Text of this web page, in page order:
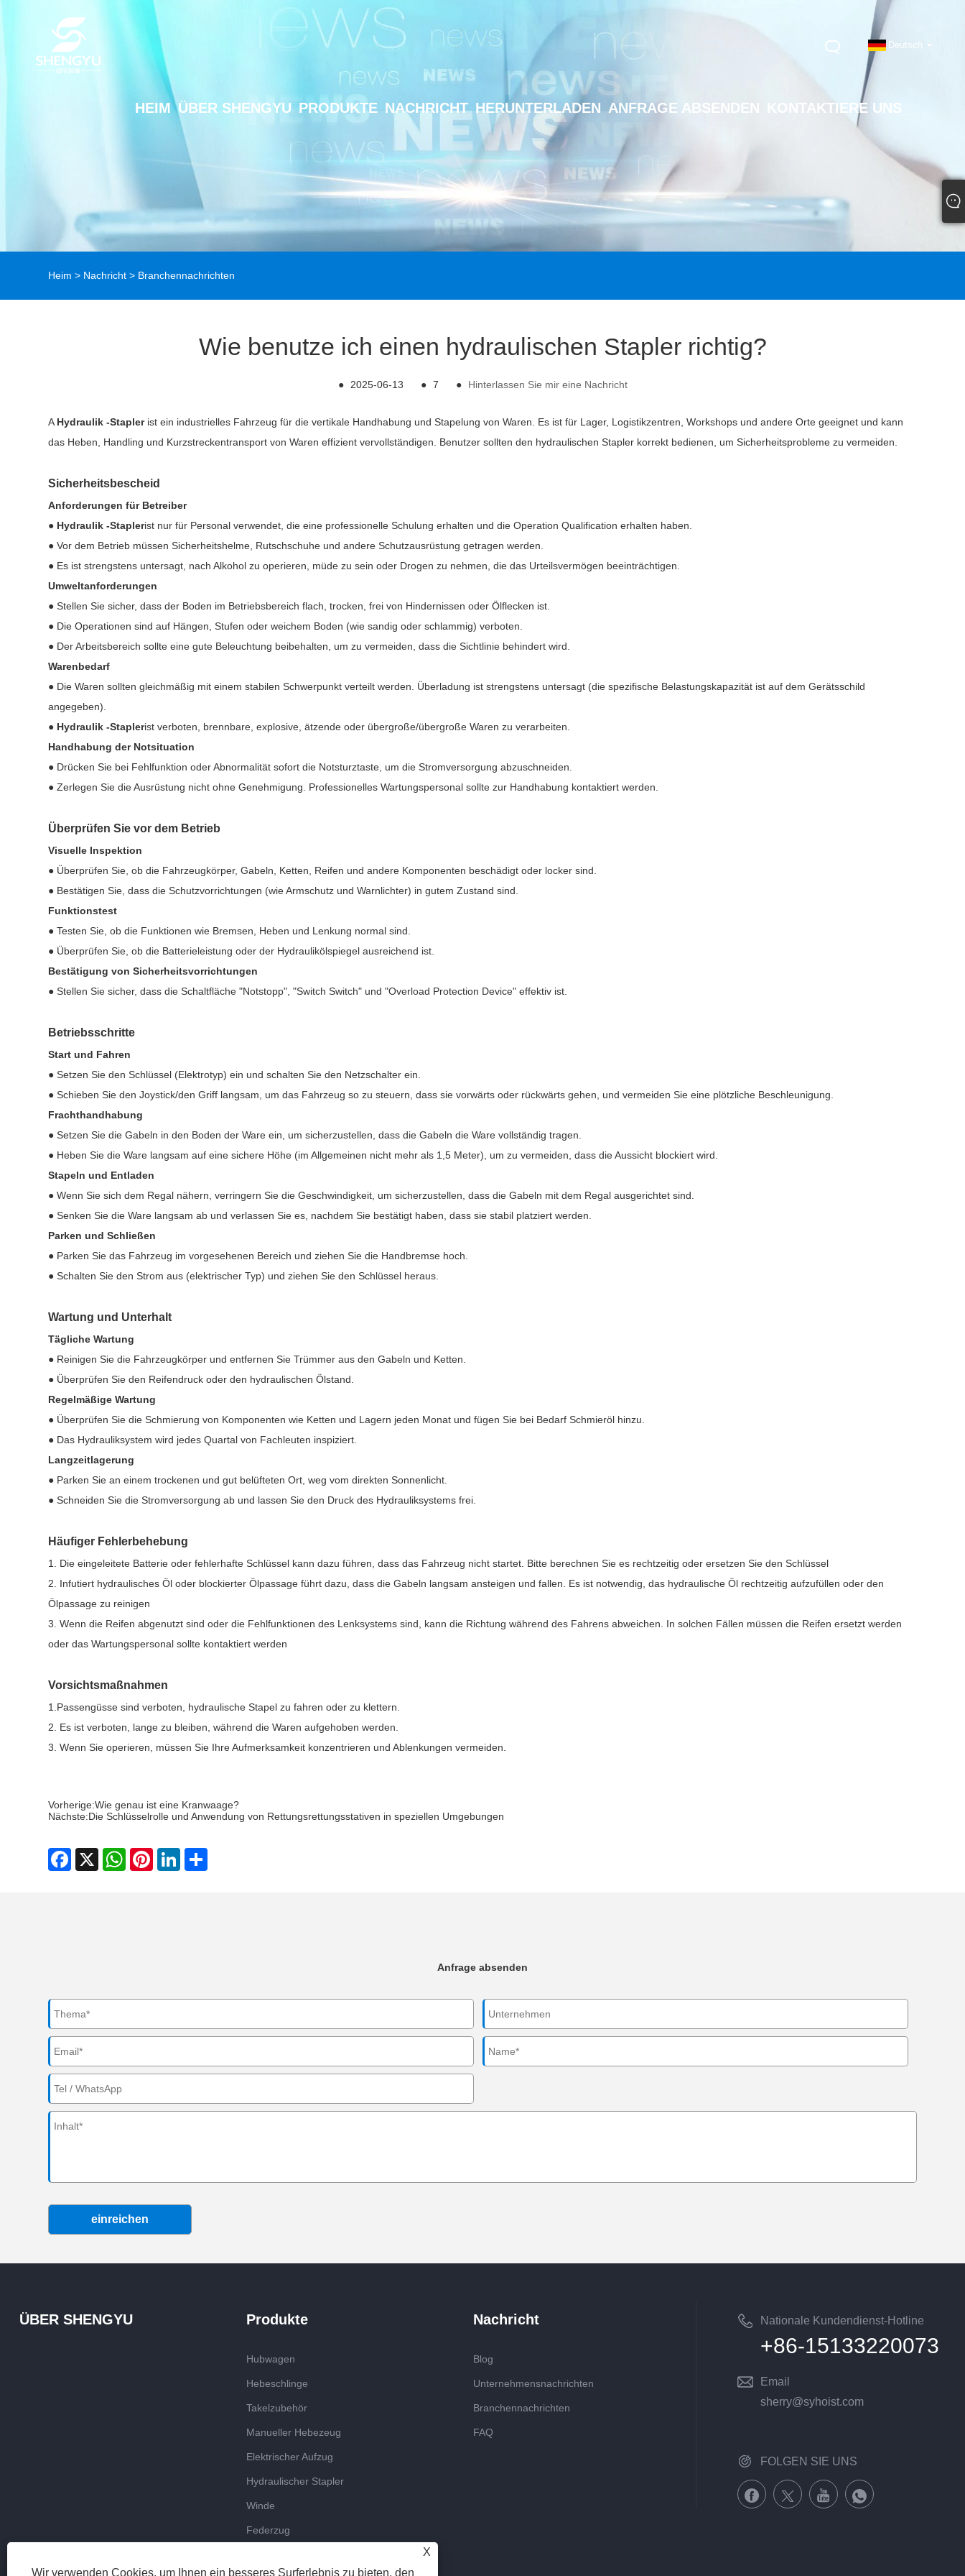
Deutsch
HEIM ÜBER SHENGYU PRODUKTE NACHRICHT HERUNTERLADEN ANFRAGE ABSENDEN KONTAKTIERE UNS
Heim > Nachricht > Branchennachrichten
Wie benutze ich einen hydraulischen Stapler richtig?
● 2025-06-13 ● 7 ● Hinterlassen Sie mir eine Nachricht
A Hydraulik -Stapler ist ein industrielles Fahrzeug für die vertikale Handhabung und Stapelung von Waren. Es ist für Lager, Logistikzentren, Workshops und andere Orte geeignet und kann
das Heben, Handling und Kurzstreckentransport von Waren effizient vervollständigen. Benutzer sollten den hydraulischen Stapler korrekt bedienen, um Sicherheitsprobleme zu vermeiden.
Sicherheitsbescheid
Anforderungen für Betreiber
● Hydraulik -Staplerist nur für Personal verwendet, die eine professionelle Schulung erhalten und die Operation Qualification erhalten haben.
● Vor dem Betrieb müssen Sicherheitshelme, Rutschschuhe und andere Schutzausrüstung getragen werden.
● Es ist strengstens untersagt, nach Alkohol zu operieren, müde zu sein oder Drogen zu nehmen, die das Urteilsvermögen beeinträchtigen.
Umweltanforderungen
● Stellen Sie sicher, dass der Boden im Betriebsbereich flach, trocken, frei von Hindernissen oder Ölflecken ist.
● Die Operationen sind auf Hängen, Stufen oder weichem Boden (wie sandig oder schlammig) verboten.
● Der Arbeitsbereich sollte eine gute Beleuchtung beibehalten, um zu vermeiden, dass die Sichtlinie behindert wird.
Warenbedarf
● Die Waren sollten gleichmäßig mit einem stabilen Schwerpunkt verteilt werden. Überladung ist strengstens untersagt (die spezifische Belastungskapazität ist auf dem Gerätsschild
angegeben).
● Hydraulik -Staplerist verboten, brennbare, explosive, ätzende oder übergroße/übergroße Waren zu verarbeiten.
Handhabung der Notsituation
● Drücken Sie bei Fehlfunktion oder Abnormalität sofort die Notsturztaste, um die Stromversorgung abzuschneiden.
● Zerlegen Sie die Ausrüstung nicht ohne Genehmigung. Professionelles Wartungspersonal sollte zur Handhabung kontaktiert werden.
Überprüfen Sie vor dem Betrieb
Visuelle Inspektion
● Überprüfen Sie, ob die Fahrzeugkörper, Gabeln, Ketten, Reifen und andere Komponenten beschädigt oder locker sind.
● Bestätigen Sie, dass die Schutzvorrichtungen (wie Armschutz und Warnlichter) in gutem Zustand sind.
Funktionstest
● Testen Sie, ob die Funktionen wie Bremsen, Heben und Lenkung normal sind.
● Überprüfen Sie, ob die Batterieleistung oder der Hydraulikölspiegel ausreichend ist.
Bestätigung von Sicherheitsvorrichtungen
● Stellen Sie sicher, dass die Schaltfläche "Notstopp", "Switch Switch" und "Overload Protection Device" effektiv ist.
Betriebsschritte
Start und Fahren
● Setzen Sie den Schlüssel (Elektrotyp) ein und schalten Sie den Netzschalter ein.
● Schieben Sie den Joystick/den Griff langsam, um das Fahrzeug so zu steuern, dass sie vorwärts oder rückwärts gehen, und vermeiden Sie eine plötzliche Beschleunigung.
Frachthandhabung
● Setzen Sie die Gabeln in den Boden der Ware ein, um sicherzustellen, dass die Gabeln die Ware vollständig tragen.
● Heben Sie die Ware langsam auf eine sichere Höhe (im Allgemeinen nicht mehr als 1,5 Meter), um zu vermeiden, dass die Aussicht blockiert wird.
Stapeln und Entladen
● Wenn Sie sich dem Regal nähern, verringern Sie die Geschwindigkeit, um sicherzustellen, dass die Gabeln mit dem Regal ausgerichtet sind.
● Senken Sie die Ware langsam ab und verlassen Sie es, nachdem Sie bestätigt haben, dass sie stabil platziert werden.
Parken und Schließen
● Parken Sie das Fahrzeug im vorgesehenen Bereich und ziehen Sie die Handbremse hoch.
● Schalten Sie den Strom aus (elektrischer Typ) und ziehen Sie den Schlüssel heraus.
Wartung und Unterhalt
Tägliche Wartung
● Reinigen Sie die Fahrzeugkörper und entfernen Sie Trümmer aus den Gabeln und Ketten.
● Überprüfen Sie den Reifendruck oder den hydraulischen Ölstand.
Regelmäßige Wartung
● Überprüfen Sie die Schmierung von Komponenten wie Ketten und Lagern jeden Monat und fügen Sie bei Bedarf Schmieröl hinzu.
● Das Hydrauliksystem wird jedes Quartal von Fachleuten inspiziert.
Langzeitlagerung
● Parken Sie an einem trockenen und gut belüfteten Ort, weg vom direkten Sonnenlicht.
● Schneiden Sie die Stromversorgung ab und lassen Sie den Druck des Hydrauliksystems frei.
Häufiger Fehlerbehebung
1. Die eingeleitete Batterie oder fehlerhafte Schlüssel kann dazu führen, dass das Fahrzeug nicht startet. Bitte berechnen Sie es rechtzeitig oder ersetzen Sie den Schlüssel
2. Infutiert hydraulisches Öl oder blockierter Ölpassage führt dazu, dass die Gabeln langsam ansteigen und fallen. Es ist notwendig, das hydraulische Öl rechtzeitig aufzufüllen oder den
Ölpassage zu reinigen
3. Wenn die Reifen abgenutzt sind oder die Fehlfunktionen des Lenksystems sind, kann die Richtung während des Fahrens abweichen. In solchen Fällen müssen die Reifen ersetzt werden
oder das Wartungspersonal sollte kontaktiert werden
Vorsichtsmaßnahmen
1.Passengüsse sind verboten, hydraulische Stapel zu fahren oder zu klettern.
2. Es ist verboten, lange zu bleiben, während die Waren aufgehoben werden.
3. Wenn Sie operieren, müssen Sie Ihre Aufmerksamkeit konzentrieren und Ablenkungen vermeiden.
Vorherige:Wie genau ist eine Kranwaage?
Nächste:Die Schlüsselrolle und Anwendung von Rettungsrettungsstativen in speziellen Umgebungen
Facebook
X WhatsAppPinterestLinkedIn
Anfrage absenden
einreichen
Nationale Kundendienst-Hotline
+86-15133220073
Email
sherry@syhoist.com
FOLGEN SIE UNS
ÜBER SHENGYU Produkte
Hubwagen
Hebeschlinge
Takelzubehör
Manueller Hebezeug
Elektrischer Aufzug
Hydraulischer Stapler
Winde
Federzug
Nachricht
Blog
Unternehmensnachrichten
Branchennachrichten
FAQ
X
Wir verwenden Cookies, um Ihnen ein besseres Surferlebnis zu bieten, den